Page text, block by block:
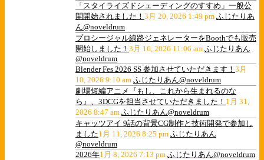
「スタイライズドシェーディングのすすめ」一般公
開開始されました！ 3月 20, 2026 1:49 pm ふじたりあ
ん@noveldrum
プロシージャル線路ジェネレーターをBoothでも販売
開始しました！ 3月 16, 2026 11:06 am ふじたりあん
@noveldrum
Blender Fes 2026 SS 参加させていただきます！ 3月
10, 2026 9:10 am ふじたりあん@noveldrum
劇場短編アニメ『もし、これから生まれるのな
ら』、3DCGを担当させていただきました！ 1月 31,
2026 8:47 am ふじたりあん@noveldrum
キャッツアイ 9話の背景CG制作と技術開発で参加し
ました1月 11, 2026 8:25 pm ふじたりあん
@noveldrum
2026年1月 8, 2026 7:13 pm ふじたりあん@noveldrum